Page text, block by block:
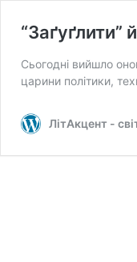
“Заґуґлити”
Сьогодні вийшло
царини політики,
ЛітАкцент -